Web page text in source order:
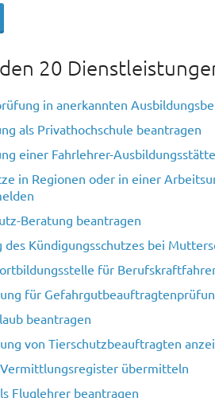
20
in anerkannten
als Privathochschule beantragen
einer Fahrlehrer-
in Regionen oder in einer
Beratung beantragen
des Kündigungsschutzes bei
für
für
beantragen
von Tierschutzbeauftragten
übermitteln
Fluglehrer beantragen